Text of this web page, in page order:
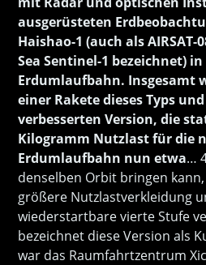
ausgerüsteten
Haishao-1 (auch als AIRSAT-
Sea Sentinel-1 bezeichnet)
Erdumlaufbahn. Insgesamt
einer Rakete dieses Typs
verbesserten Version, die
Kilogramm Nutzlast für die
Erdumlaufbahn nun etwa…
denselben Orbit bringen
größere Nutzlastverkleidung
wiederstartbare vierte Stufe
bezeichnet diese Version als
war das Raumfahrtzentrum